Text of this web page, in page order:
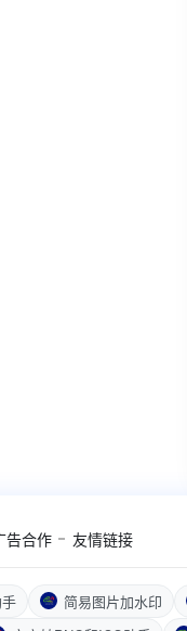
告合作 友情链接
简易图片加水印